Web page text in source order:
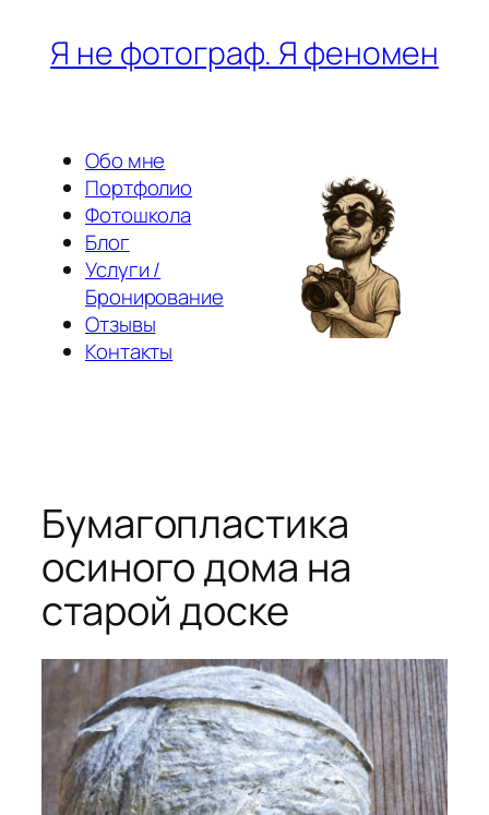
ПерейтиЯ не фотограф. Я феномен
Обо мне
Портфолио
Фотошкола
Блог
Услуги /
Бронирование
Отзывы
Контакты
Бумагопластика
осиного дома на
старой доске